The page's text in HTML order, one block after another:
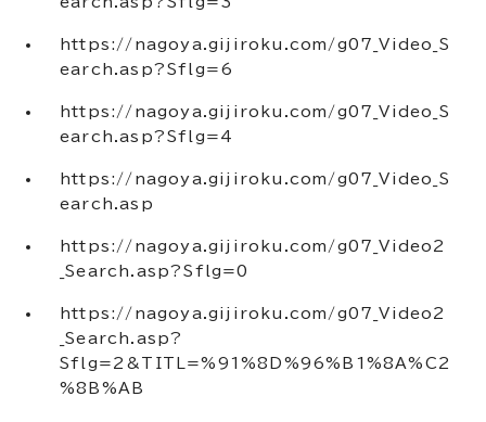
https://nagoya.gijiroku.com/g07_Video_S
earch.asp?Sflg=6
https://nagoya.gijiroku.com/g07_Video_S
earch.asp?Sflg=4
https://nagoya.gijiroku.com/g07_Video_S
earch.asp
https://nagoya.gijiroku.com/g07_Video2
_Search.asp?Sflg=0
https://nagoya.gijiroku.com/g07_Video2
_Search.asp?
Sflg=2&TITL=%91%8D%96%B1%8A%C2
%8B%AB